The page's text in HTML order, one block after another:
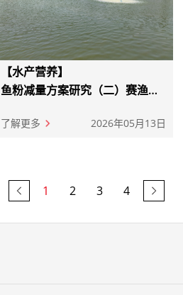
【水产营养】
鱼粉减量方案研究（二）赛渔芬
稳增效新范式
了解更多 2026年05月13日
1 2 3 4